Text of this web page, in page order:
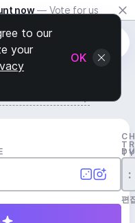
now — Vote for us
:
편
to our
your
OK